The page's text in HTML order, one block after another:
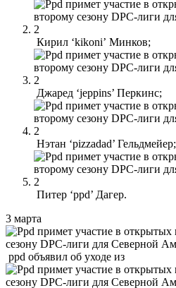
Кирил ‘kikoni’ Минков;
Джаред ‘jeppins’ Перкинс;
Нэтан ‘pizzadad’ Гельдмейер;
Питер ‘ppd’ Дагер.
3 марта
ppd объявил об уходе из